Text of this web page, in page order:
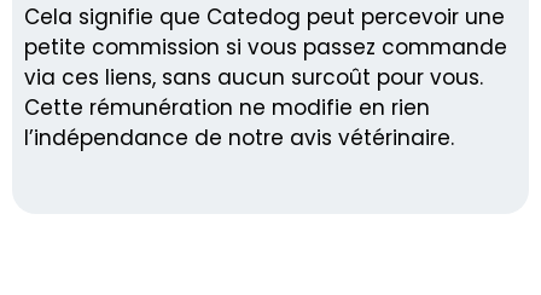
Cela signifie que Catedog peut percevoir une
petite commission si vous passez commande
via ces liens, sans aucun surcoût pour vous.
Cette rémunération ne modifie en rien
l’indépendance de notre avis vétérinaire.